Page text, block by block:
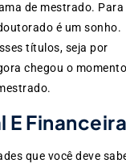
de mestrado. Para
é um sonho.
títulos, seja por
chegou o
E Financeira
que você deve